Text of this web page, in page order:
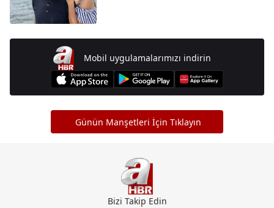
Mobil uygulamalarımızı indirin
Günün Manşetleri İçin Tıklayın
Bizi Takip Edin